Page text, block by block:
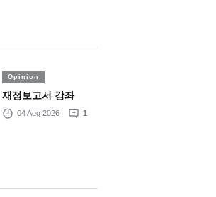
Opinion
재정보고서 강좌
04 Aug 2026 1